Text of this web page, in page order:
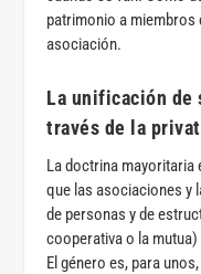
patrimonio a
asociación.
La unificación de
través de la
La doctrina mayoritaria
que las asociaciones y
de personas y de
cooperativa o la
El género es, para